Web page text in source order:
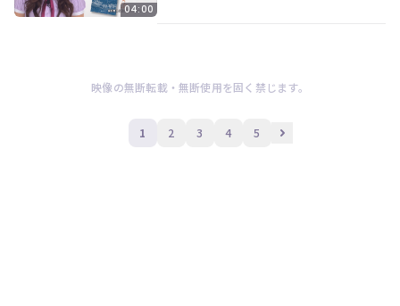
04:00
映像の無断転載・無断使用を固く禁じます。
1 2 3 4 5